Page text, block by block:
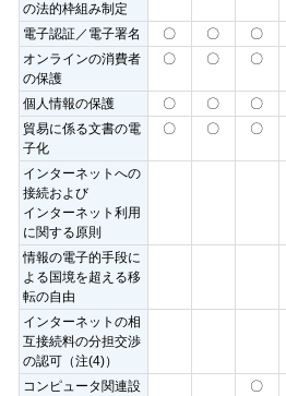
の法的枠組み制定
電子認証／電子署名 〇 〇 〇
オンラインの消費者
の保護
〇 〇 〇
個人情報の保護 〇 〇 〇
貿易に係る文書の電
子化
〇 〇 〇
インターネットへの
接続および
インターネット利用
に関する原則
情報の電子的手段に
よる国境を超える移
転の自由
インターネットの相
互接続料の分担交渉
の認可（注(4)）
コンピュータ関連設
〇